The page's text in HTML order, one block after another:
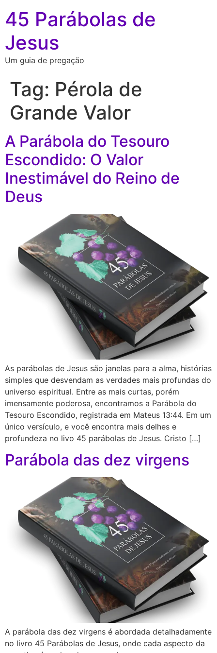
45 Parábolas de
Jesus
Um guia de pregação
Tag: Pérola de
Grande Valor
A Parábola do Tesouro
Escondido: O Valor
Inestimável do Reino de
Deus
As parábolas de Jesus são janelas para a alma, histórias
simples que desvendam as verdades mais profundas do
universo espiritual. Entre as mais curtas, porém
imensamente poderosa, encontramos a Parábola do
Tesouro Escondido, registrada em Mateus 13:44. Em um
único versículo, e você encontra mais delhes e
profundeza no livo 45 parábolas de Jesus. Cristo […]
Parábola das dez virgens
A parábola das dez virgens é abordada detalhadamente
no livro 45 Parábolas de Jesus, onde cada aspecto da